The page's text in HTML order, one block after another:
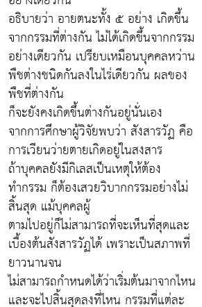
อธิบายว่า อายตนะทั้ง ๕ อย่าง เกิดขึ้น
จากกรรมที่ต่างกัน ไม่ได้เกิดขึ้นจากกรรม
อย่างเดียวกัน เปรียบเหมือนบุคคลหว่าน
พืชต่างชนิดกันลงในไร่เดียวกัน ผลของ
พืชที่ต่างกัน
ก็จะยังคงเกิดขึ้นต่างกันอยู่นั่นเอง
จากการศึกษาผู้วิจัยพบว่า สังสารวัฏ คือ
การเวียนว่ายตายเกิดอยู่ในสงสาร
ถ้าบุคคลยังมีกิเลสเป็นเหตุให้ต้อง
ทำกรรม ก็ต้องเสวยวิบากกรรมอย่างไม่
สิ้นสุด แม้บุคคลผู้
ตามไปอยู่ก็ไม่สามารถที่จะเห็นที่สุดและ
เบื้องต้นสังสารวัฏได้ เพราะเป็นสภาพที่
ยาวนานจน
ไม่สามารถกำหนดได้ว่าเริ่มต้นมาจากไหน
และจะไปสิ้นสุดลงที่ไหน กรรมที่แต่ละ